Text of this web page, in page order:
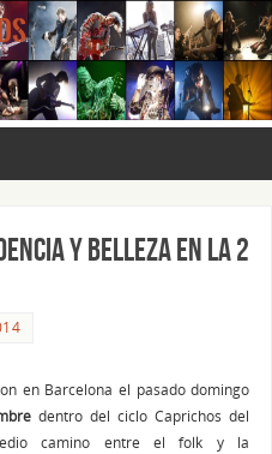
y belleza en la 2
en Barcelona el pasado domingo
dentro del ciclo Caprichos del
camino entre el folk y la